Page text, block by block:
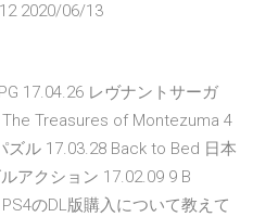
2020/06/13
17.04.26 レヴナントサーガ
The Treasures of Montezuma 4
ズル 17.03.28 Back to Bed 日本
アクション 17.02.09 9 B
のDL版購入について教えて